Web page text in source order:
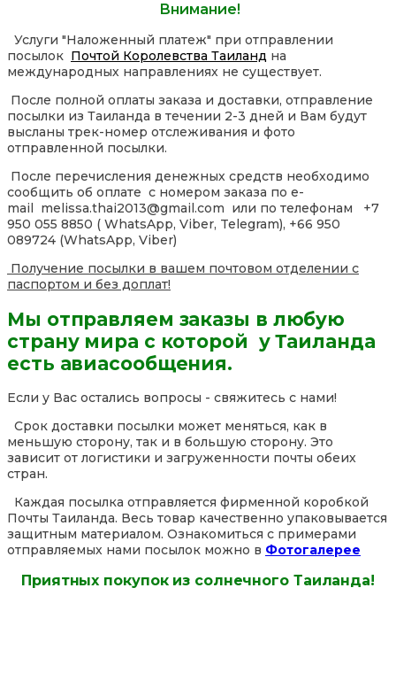
Внимание!
Услуги "Наложенный платеж" при отправлении
посылок Почтой Королевства Таиланд на
международных направлениях не существует.
После полной оплаты заказа и доставки, отправление
посылки из Таиланда в течении 2-3 дней и Вам будут
высланы трек-номер отслеживания и фото
отправленной посылки.
После перечисления денежных средств необходимо
сообщить об оплате с номером заказа по e-
mail melissa.thai2013@gmail.com или по телефонам +7
950 055 8850 ( WhatsApp, Viber, Telegram), +66 950
089724 (WhatsApp, Viber)
Получение посылки в вашем почтовом отделении с
паспортом и без доплат!
Мы отправляем заказы в любую
страну мира с которой у Таиланда
есть авиасообщения.
Если у Вас остались вопросы - свяжитесь с нами!
Срок доставки посылки может меняться, как в
меньшую сторону, так и в большую сторону. Это
зависит от логистики и загруженности почты обеих
стран.
Каждая посылка отправляется фирменной коробкой
Почты Таиланда. Весь товар качественно упаковывается
защитным материалом. Ознакомиться с примерами
отправляемых нами посылок можно в Фотогалерее
Приятных покупок из солнечного Таиланда!